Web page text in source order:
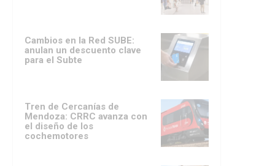
Cambios en la Red SUBE:
anulan un descuento clave
para el Subte
Tren de Cercanías de
Mendoza: CRRC avanza con
el diseño de los
cochemotores